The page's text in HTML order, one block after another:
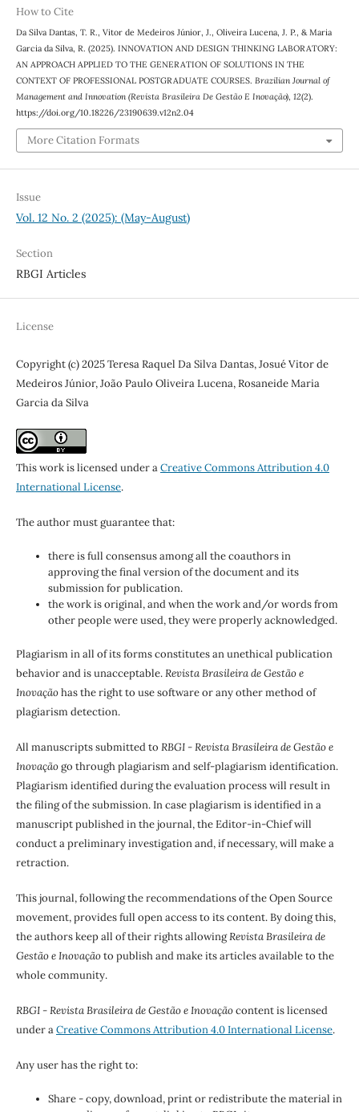
How to Cite
Da Silva Dantas, T. R., Vitor de Medeiros Júnior, J., Oliveira Lucena, J. P., & Maria
Garcia da Silva, R. (2025). INNOVATION AND DESIGN THINKING LABORATORY:
AN APPROACH APPLIED TO THE GENERATION OF SOLUTIONS IN THE
CONTEXT OF PROFESSIONAL POSTGRADUATE COURSES. Brazilian Journal of
Management and Innovation (Revista Brasileira De Gestão E Inovação), 12(2).
https://doi.org/10.18226/23190639.v12n2.04
More Citation Formats
Issue
Vol. 12 No. 2 (2025): (May-August)
Section
RBGI Articles
License
Copyright (c) 2025 Teresa Raquel Da Silva Dantas, Josué Vitor de
Medeiros Júnior, João Paulo Oliveira Lucena, Rosaneide Maria
Garcia da Silva
This work is licensed under aCreative Commons Attribution 4.0
International License.
The author must guarantee that:
there is full consensus among all the coauthors in
approving the final version of the document and its
submission for publication.
the work is original, and when the work and/or words from
other people were used, they were properly acknowledged.
Plagiarism in all of its forms constitutes an unethical publication
behavior and is unacceptable.Revista Brasileira de Gestão e
Inovaçãohas the right to use software or any other method of
plagiarism detection.
All manuscripts submitted to RBGI - Revista Brasileira de Gestão e
Inovaçãogo through plagiarism and self-plagiarism identification.
Plagiarism identified during the evaluation process will result in
the filing of the submission. In case plagiarism is identified in a
manuscript published in the journal, the Editor-in-Chief will
conduct a preliminary investigation and, if necessary, will make a
retraction.
This journal, following the recommendations of the Open Source
movement, provides full open access to its content. By doing this,
the authors keep all of their rights allowingRevista Brasileira de
Gestão e Inovaçãoto publish and make its articles available to the
whole community.
RBGI - Revista Brasileira de Gestão e Inovaçãocontent is licensed
under aCreative Commons Attribution 4.0 International License.
Any user has the right to:
Share - copy, download, print or redistribute the material in